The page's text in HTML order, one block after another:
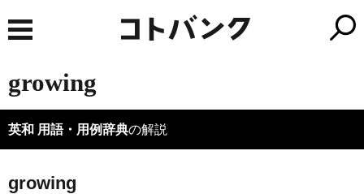
growing
英和 用語・用例辞典の解説
growing